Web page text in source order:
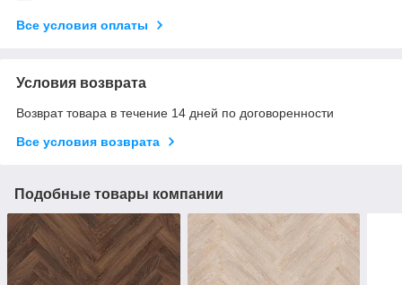
Все условия оплаты
Условия возврата
Возврат товара в течение 14 дней по договоренности
Все условия возврата
Подобные товары компании